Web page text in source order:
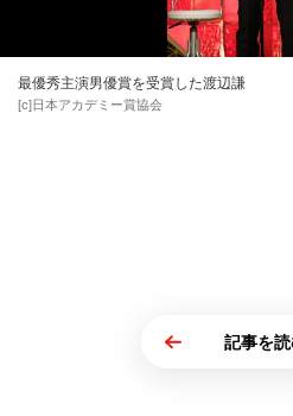
最優秀主演男優賞を受賞した渡辺謙
[c]日本アカデミー賞協会
記事を